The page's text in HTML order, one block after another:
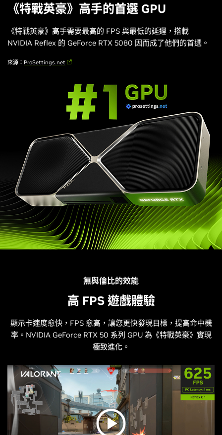
《特戰英豪》 高手的首選 GPU
《特戰英豪》 高手需要最高的 FPS 與最低的延遲，搭載
NVIDIA Reflex 的 GeForce RTX 5080 因而成了他們的首選。
來源： ProSettings.net
無與倫比的效能
高 FPS 遊戲體驗
顯示卡速度愈快，FPS 愈高，讓您更快發現目標，提高命中機
率。NVIDIA GeForce RTX 50 系列 GPU 為《特戰英豪》實現
極致進化。